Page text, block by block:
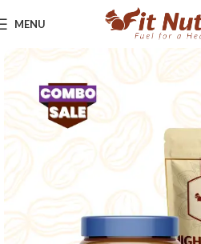
MENU